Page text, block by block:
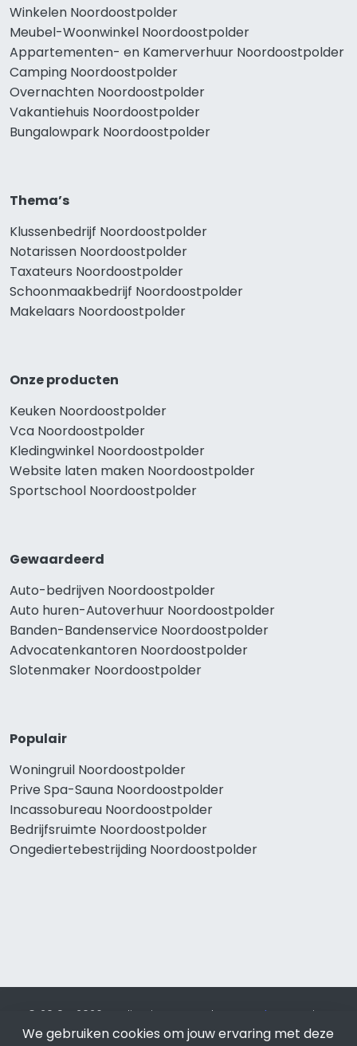
Winkelen Noordoostpolder
Meubel-Woonwinkel Noordoostpolder
Appartementen- en Kamerverhuur Noordoostpolder
Camping Noordoostpolder
Overnachten Noordoostpolder
Vakantiehuis Noordoostpolder
Bungalowpark Noordoostpolder
Thema’s
Klussenbedrijf Noordoostpolder
Notarissen Noordoostpolder
Taxateurs Noordoostpolder
Schoonmaakbedrijf Noordoostpolder
Makelaars Noordoostpolder
Onze producten
Keuken Noordoostpolder
Vca Noordoostpolder
Kledingwinkel Noordoostpolder
Website laten maken Noordoostpolder
Sportschool Noordoostpolder
Gewaardeerd
Auto-bedrijven Noordoostpolder
Auto huren-Autoverhuur Noordoostpolder
Banden-Bandenservice Noordoostpolder
Advocatenkantoren Noordoostpolder
Slotenmaker Noordoostpolder
Populair
Woningruil Noordoostpolder
Prive Spa-Sauna Noordoostpolder
Incassobureau Noordoostpolder
Bedrijfsruimte Noordoostpolder
Ongediertebestrijding Noordoostpolder
© 2019 - 2026 Realisatie en SEO door SEO-bureau
Lion
Internet. Betaal alleen voor bewezen resultaten?SEO
We gebruiken cookies om jouw ervaring met deze